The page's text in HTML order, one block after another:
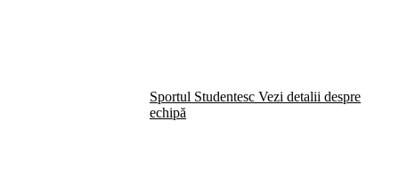
Sportul Studentesc Vezi detalii despre
echipă